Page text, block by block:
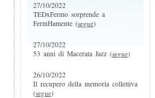
27/10/2022
TEDxFermo sorprende a
FermHamente (segue)
27/10/2022
53 anni di Macerata Jazz (segue)
26/10/2022
Il recupero della memoria collettiva
(segue)